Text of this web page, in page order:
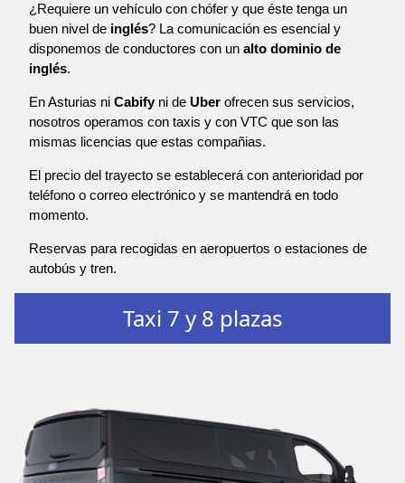
¿Requiere un vehículo con chófer y que éste tenga un
buen nivel de inglés? La comunicación es esencial y
disponemos de conductores con un alto dominio de
inglés.
En Asturias ni Cabify ni de Uber ofrecen sus servicios,
nosotros operamos con taxis y con VTC que son las
mismas licencias que estas compañias.
El precio del trayecto se establecerá con anterioridad por
teléfono o correo electrónico y se mantendrá en todo
momento.
Reservas para recogidas en aeropuertos o estaciones de
autobús y tren.
Taxi 7 y 8 plazas